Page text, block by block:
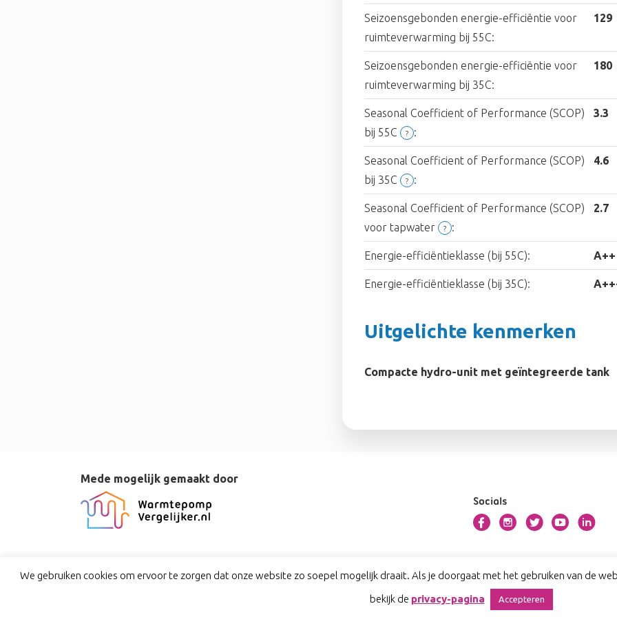
Seizoensgebonden energie-efficiëntie voor
ruimteverwarming bij 55C:
129
Seizoensgebonden energie-efficiëntie voor
ruimteverwarming bij 35C:
180
Seasonal Coefficient of Performance (SCOP)
bij 55C
? :
3.3
Seasonal Coefficient of Performance (SCOP)
bij 35C
? :
4.6
Seasonal Coefficient of Performance (SCOP)
voor tapwater
? :
2.7
Energie-efficiëntieklasse (bij 55C): A++
Energie-efficiëntieklasse (bij 35C):
Uitgelichte kenmerken
Compacte hydro-unit met geïntegreerde tank
Mede mogelijk gemaakt door
Socials
We gebruiken cookies om ervoor te zorgen dat onze website zo soepel mogelijk draait. Als je doorgaat met het gebruiken van de
bekijk de privacy-pagina Accepteren